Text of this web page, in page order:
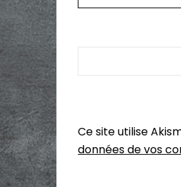
Ce site utilise
données de vos